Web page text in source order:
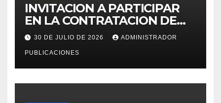
INVITACION A PARTICIPAR
EN LA CONTRATACION DE
SERVICIO DE ESPECIALISTA
EN RECURSOS HUMANOS
PARA LA OFICINA DE
ADMINISTRACION DE
PERSONAL – UGEL MOHO.
30 DE JULIO DE 2026 ADMINISTRADOR
PUBLICACIONES